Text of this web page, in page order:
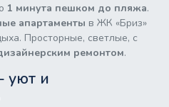
1 минута пешком до пляжа.
апартаменты в ЖК «Бриз»
Просторные, светлые, с
ремонтом.
уют и